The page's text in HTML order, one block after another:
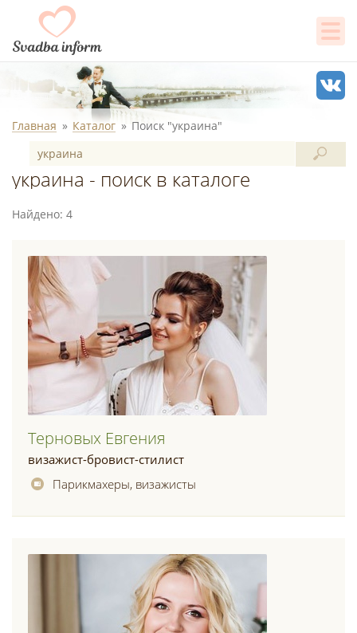
Главная Каталог Поиск "украина"
украина - поиск в каталоге
Найдено: 4
Терновых Евгения
визажист-бровист-стилист
Парикмахеры, визажисты